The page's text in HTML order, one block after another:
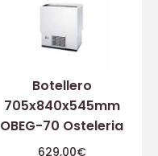
Botellero
705x840x545mm
OBEG-70 Osteleria
629,00€